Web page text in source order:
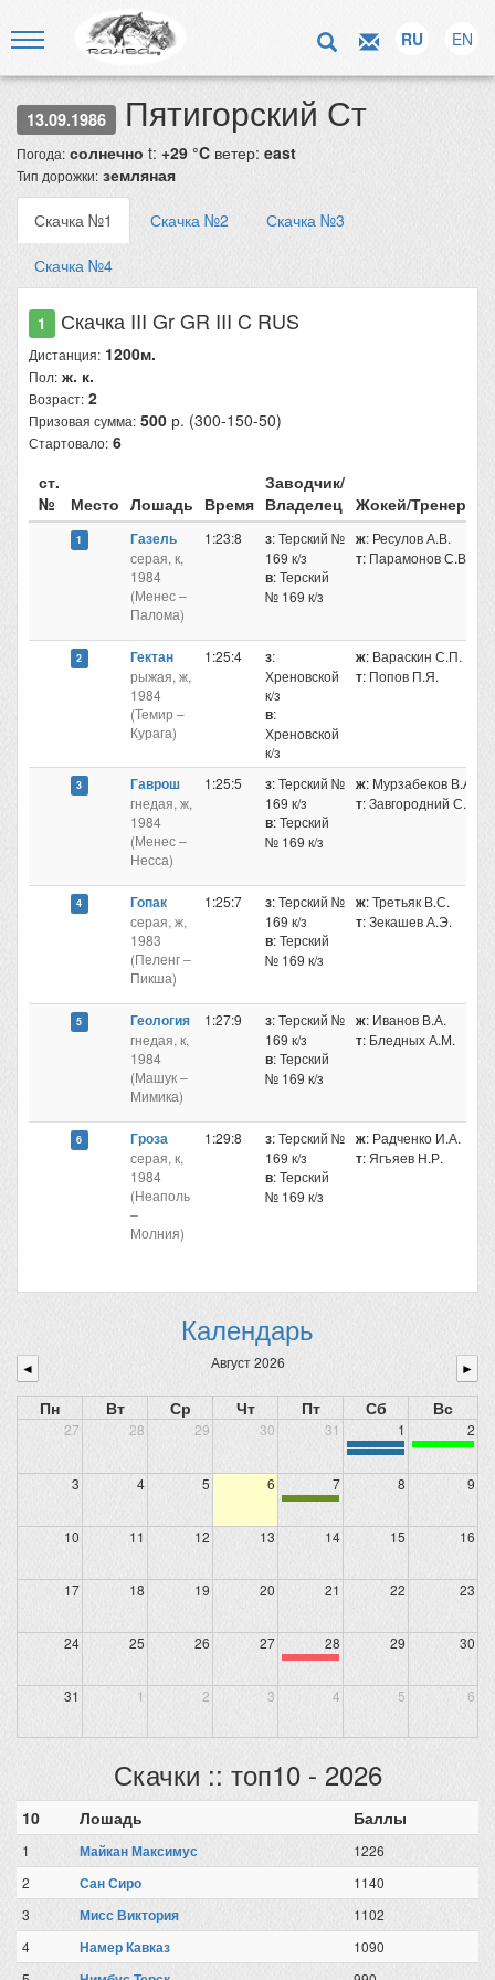
RU EN
13.09.1986 Пятигорский Ст
Погода: солнечно t: +29 °C ветер: east
Тип дорожки: земляная
Скачка №1 Скачка №2 Скачка №3
Скачка №4
1 Скачка III Gr GR III C RUS
Дистанция: 1200м.
Пол: ж. к.
Возраст: 2
Призовая сумма: 500 р. (300-150-50)
Стартовало: 6
ст.
№
Место Лошадь Время
Заводчик/
Владелец
Жокей/Тренер
Газель
серая, к,
1984
(Менес –
Палома)
1:23:8 з: Терский №
169 к/з
в: Терский
№ 169 к/з
ж : Ресулов А.В.
т : Парамонов С.В.
Гектан
рыжая, ж,
1984
(Темир –
Курага)
1:25:4 з
Хреновской
к/з
в
Хреновской
к/з
ж : Вараскин С.П.
т : Попов П.Я.
Гаврош
гнедая, ж,
1984
(Менес –
Несса)
1:25:5 з: Терский №
169 к/з
в: Терский
№ 169 к/з
ж : Мурзабеков В.А.
т: Завгородний С.
Гопак
серая, ж,
1983
(Пеленг –
Пикша)
1:25:7 з: Терский №
169 к/з
в: Терский
№ 169 к/з
ж: Третьяк В.С.
т: Зекашев А.Э.
Геология
гнедая, к,
1984
(Машук –
Мимика)
1:27:9 з: Терский №
169 к/з
в: Терский
№ 169 к/з
ж : Иванов В.А.
т : Бледных А.М.
Гроза
серая, к,
1984
(Неаполь
–
Молния)
1:29:8 з: Терский №
169 к/з
в: Терский
№ 169 к/з
ж : Радченко И.А.
т : Ягъяев Н.Р.
Календарь
◄ Август 2026 ►
Пн Вт Ср Чт Пт Сб Вс
27 28 29 30 31 1 2
3 4 5 6 7 8 9
10 11 12 13 14 15 16
17 18 19 20 21 22 23
24 25 26 27 28 29 30
31 1 2 3 4 5 6
Скачки :: топ10 - 2026
10 Лошадь Баллы
1 Майкан Максимус
1226
2
Сан Сиро
1140
3
Мисс Виктория
1102
4
Намер Кавказ
1090